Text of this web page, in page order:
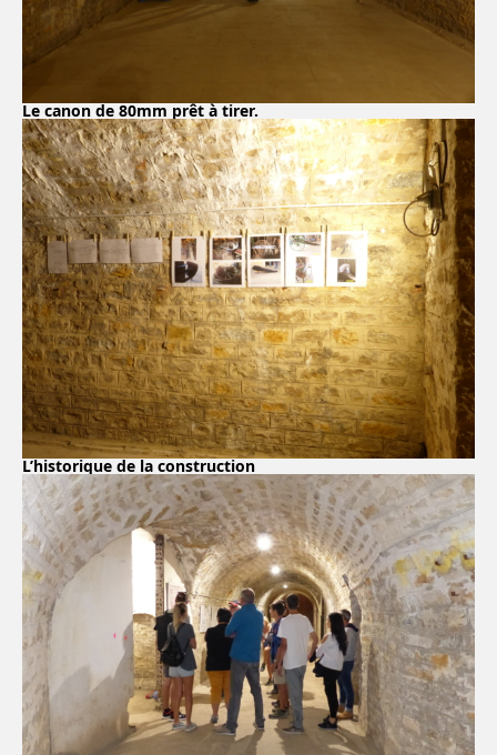
Le canon de 80mm prêt à tirer.
L’historique de la construction